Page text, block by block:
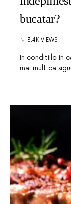
bucatar?
3.4K VIEWS
In conditiile in
mai mult ca